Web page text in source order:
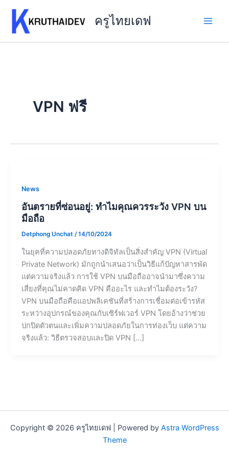
content
ครูไทยเดฟ
VPN ฟรี
News
อันตรายที่ซ่อนอยู่: ทำไมคุณควรระวัง VPN บน
มือถือ
Detphong Unchat /14/10/2024
ในยุคที่ความปลอดภัยทางดิจิทัลเป็นสิ่งสำคัญ VPN (Virtual
Private Network) มักถูกนำเสนอว่าเป็นวิธีแก้ปัญหาสารพัด
แต่ความจริงแล้ว การใช้ VPN บนมือถืออาจนำมาซึ่งความ
เสี่ยงที่คุณไม่คาดคิด VPN คืออะไร และทำไมต้องระวัง?
VPN บนมือถือคือแอปพลิเคชันที่สร้างการเชื่อมต่อเข้ารหัส
ระหว่างอุปกรณ์ของคุณกับเซิร์ฟเวอร์ VPN โดยอ้างว่าช่วย
ปกปิดตัวตนและเพิ่มความปลอดภัยในการท่องเว็บ แต่ความ
จริงแล้ว: วิธีตรวจสอบและปิด VPN […]
Copyright © 2026 ครูไทยเดฟ | Powered by Astra WordPress
Theme